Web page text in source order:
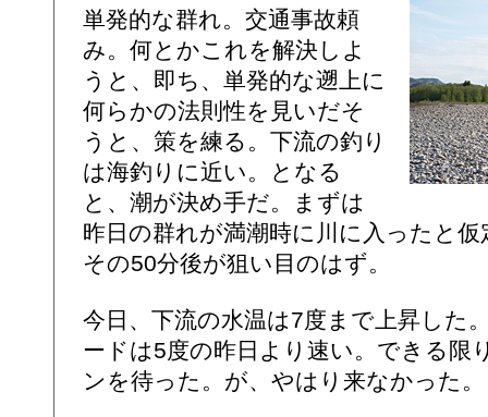
単発的な群れ。交通事故頼
み。何とかこれを解決しよ
うと、即ち、単発的な遡上に
何らかの法則性を見いだそ
うと、策を練る。下流の釣り
は海釣りに近い。となる
と、潮が決め手だ。まずは
昨日の群れが満潮時に川に入ったと
その50分後が狙い目のはず。
今日、下流の水温は7度まで上昇した
ードは5度の昨日より速い。できる限
ンを待った。が、やはり来なかった。